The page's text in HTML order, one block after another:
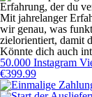
Erfahrung, der du
Mit jahrelanger
wir genau, was
zielorientiert, damit
Könnte dich auch
50.000 Instagram
€399.99